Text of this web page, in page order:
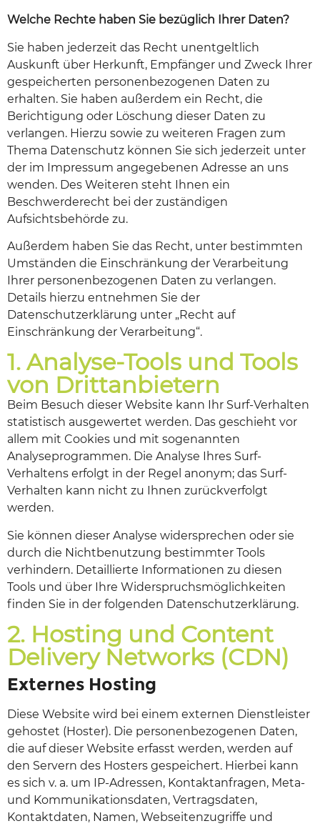
Welche Rechte haben Sie bezüglich Ihrer Daten?
Sie haben jederzeit das Recht unentgeltlich
Auskunft über Herkunft, Empfänger und Zweck Ihrer
gespeicherten personenbezogenen Daten zu
erhalten. Sie haben außerdem ein Recht, die
Berichtigung oder Löschung dieser Daten zu
verlangen. Hierzu sowie zu weiteren Fragen zum
Thema Datenschutz können Sie sich jederzeit unter
der im Impressum angegebenen Adresse an uns
wenden. Des Weiteren steht Ihnen ein
Beschwerderecht bei der zuständigen
Aufsichtsbehörde zu.
Außerdem haben Sie das Recht, unter bestimmten
Umständen die Einschränkung der Verarbeitung
Ihrer personenbezogenen Daten zu verlangen.
Details hierzu entnehmen Sie der
Datenschutzerklärung unter „Recht auf
Einschränkung der Verarbeitung“.
1. Analyse-Tools und Tools
von Drittanbietern
Beim Besuch dieser Website kann Ihr Surf-Verhalten
statistisch ausgewertet werden. Das geschieht vor
allem mit Cookies und mit sogenannten
Analyseprogrammen. Die Analyse Ihres Surf-
Verhaltens erfolgt in der Regel anonym; das Surf-
Verhalten kann nicht zu Ihnen zurückverfolgt
werden.
Sie können dieser Analyse widersprechen oder sie
durch die Nichtbenutzung bestimmter Tools
verhindern. Detaillierte Informationen zu diesen
Tools und über Ihre Widerspruchsmöglichkeiten
finden Sie in der folgenden Datenschutzerklärung.
2. Hosting und Content
Delivery Networks (CDN)
Externes Hosting
Diese Website wird bei einem externen Dienstleister
gehostet (Hoster). Die personenbezogenen Daten,
die auf dieser Website erfasst werden, werden auf
den Servern des Hosters gespeichert. Hierbei kann
es sich v. a. um IP-Adressen, Kontaktanfragen, Meta-
und Kommunikationsdaten, Vertragsdaten,
Kontaktdaten, Namen, Webseitenzugriffe und